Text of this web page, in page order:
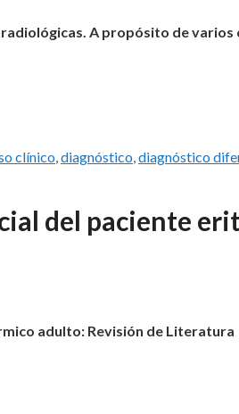
A propósito de varios
clínico,diagnóstico,diagnóstico
del paciente
adulto: Revisión de Literatura